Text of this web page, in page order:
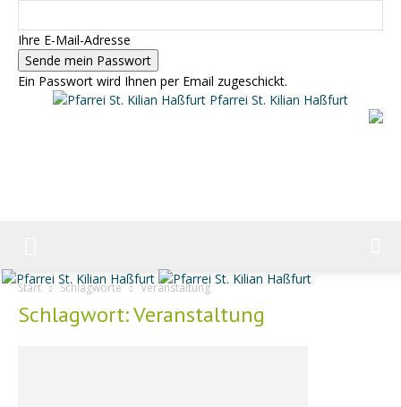
Ihre E-Mail-Adresse
Ein Passwort wird Ihnen per Email zugeschickt.
Pfarrei St. Kilian Haßfurt
Start Schlagworte Veranstaltung
Schlagwort: Veranstaltung